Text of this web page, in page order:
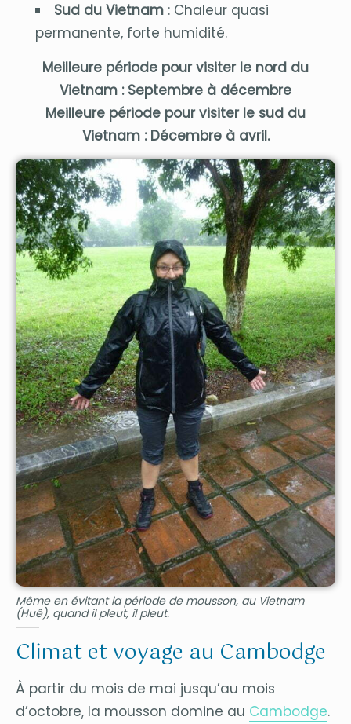
Sud du Vietnam : Chaleur quasi
permanente, forte humidité.
Meilleure période pour visiter le nord du
Vietnam : Septembre à décembre
Meilleure période pour visiter le sud du
Vietnam : Décembre à avril.
Même en évitant la période de mousson, au Vietnam
(Huê), quand il pleut, il pleut.
Climat et voyage au Cambodge
À partir du mois de mai jusqu’au mois
d’octobre, la mousson domine au Cambodge.